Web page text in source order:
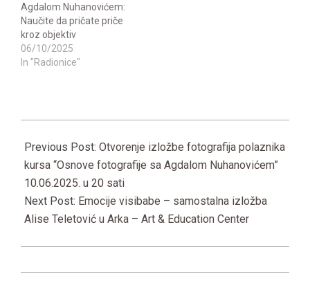
Agdalom Nuhanovićem:
Naučite da pričate priče
kroz objektiv
06/10/2025
In "Radionice"
06-
11
Previous Post: Otvorenje izložbe fotografija polaznika
kursa “Osnove fotografije sa Agdalom Nuhanovićem”
10.06.2025. u 20 sati
Next Post: Emocije visibabe – samostalna izložba
Alise Teletović u Arka – Art & Education Center